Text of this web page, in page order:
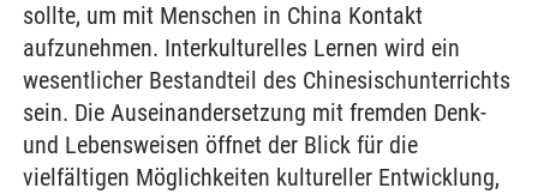
sollte, um mit Menschen in China Kontakt
aufzunehmen. Interkulturelles Lernen wird ein
wesentlicher Bestandteil des Chinesischunterrichts
sein. Die Auseinandersetzung mit fremden Denk-
und Lebensweisen öffnet der Blick für die
vielfältigen Möglichkeiten kultureller Entwicklung,